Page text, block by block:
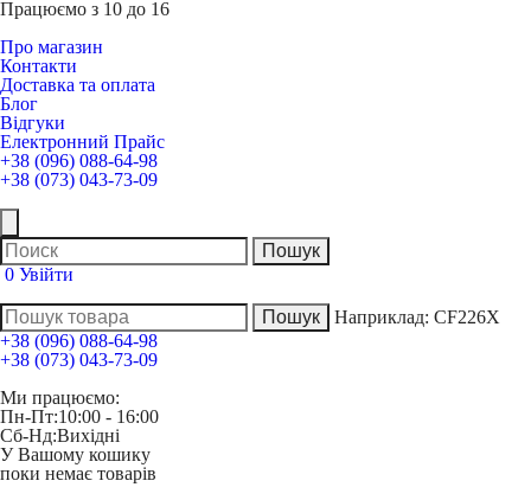
Працюємо з 10 до 16
Про магазин
Контакти
Доставка та оплата
Блог
Відгуки
Електронний Прайс
+38 (096) 088-64-98
+38 (073) 043-73-09
0 Увійти
Наприклад: CF226X
+38 (096) 088-64-98
+38 (073) 043-73-09
Ми працюємо:
Пн-Пт:10:00 - 16:00
Сб-Нд:Вихідні
У Вашому кошику
поки немає товарів